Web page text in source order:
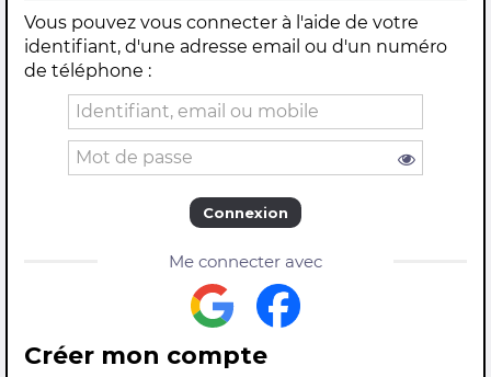
Vous pouvez vous connecter à l'aide de votre
identifiant, d'une adresse email ou d'un numéro
de téléphone :
Connexion
Me connecter avec
Créer mon compte